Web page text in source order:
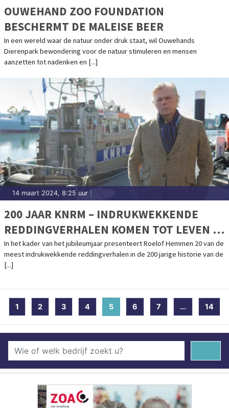
OUWEHAND ZOO FOUNDATION
BESCHERMT DE MALEISE BEER
In een wereld waar de natuur onder druk staat, wil Ouwehands
Dierenpark bewondering voor de natuur stimuleren en mensen
aanzetten tot nadenken en [...]
14 maart 2024, 8:25 uur
200 JAAR KNRM – INDRUKWEKKENDE
REDDINGVERHALEN KOMEN TOT LEVEN IN
PODCASTSERIE MET ROELOF HEMMEN
In het kader van het jubileumjaar presenteert Roelof Hemmen 20 van de
meest indrukwekkende reddingverhalen in de 200 jarige historie van de
[...]
1 2 3 4 5 (current)
6 7 ... 14